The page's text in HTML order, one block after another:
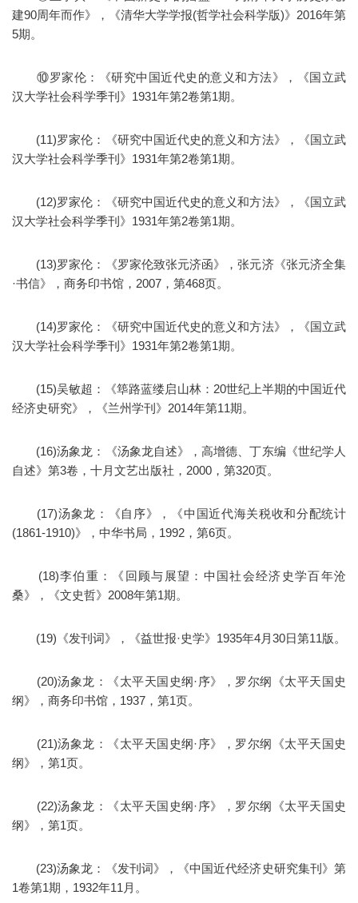
建90周年而作》，《清华大学学报(哲学社会科学版)》2016年第
5期。
⑩罗家伦：《研究中国近代史的意义和方法》，《国立武
汉大学社会科学季刊》1931年第2卷第1期。
(11)罗家伦：《研究中国近代史的意义和方法》，《国立武
汉大学社会科学季刊》1931年第2卷第1期。
(12)罗家伦：《研究中国近代史的意义和方法》，《国立武
汉大学社会科学季刊》1931年第2卷第1期。
(13)罗家伦：《罗家伦致张元济函》，张元济《张元济全集
·书信》，商务印书馆，2007，第468页。
(14)罗家伦：《研究中国近代史的意义和方法》，《国立武
汉大学社会科学季刊》1931年第2卷第1期。
(15)吴敏超：《筚路蓝缕启山林：20世纪上半期的中国近代
经济史研究》，《兰州学刊》2014年第11期。
(16)汤象龙：《汤象龙自述》，高增德、丁东编《世纪学人
自述》第3卷，十月文艺出版社，2000，第320页。
(17)汤象龙：《自序》，《中国近代海关税收和分配统计
(1861-1910)》，中华书局，1992，第6页。
(18)李伯重：《回顾与展望：中国社会经济史学百年沧
桑》，《文史哲》2008年第1期。
(19)《发刊词》，《益世报·史学》1935年4月30日第11版。
(20)汤象龙：《太平天国史纲·序》，罗尔纲《太平天国史
纲》，商务印书馆，1937，第1页。
(21)汤象龙：《太平天国史纲·序》，罗尔纲《太平天国史
纲》，第1页。
(22)汤象龙：《太平天国史纲·序》，罗尔纲《太平天国史
纲》，第1页。
(23)汤象龙：《发刊词》，《中国近代经济史研究集刊》第
1卷第1期，1932年11月。